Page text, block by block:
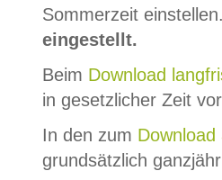
Sommerzeit
eingestellt.
Beim Download
in gesetzlicher Zeit
In den zum Download
grundsätzlich